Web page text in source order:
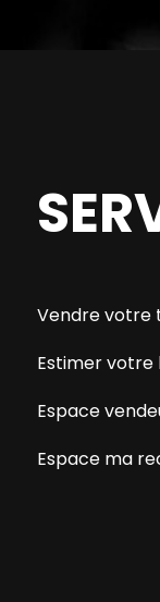
Vendre votre
Estimer votre
Espace
Espace ma